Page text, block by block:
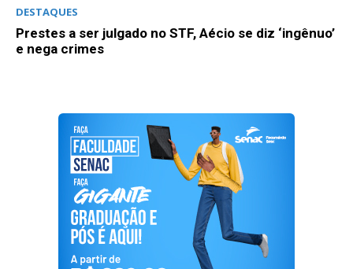
DESTAQUES
Prestes a ser julgado no STF, Aécio se diz ‘ingênuo’
e nega crimes